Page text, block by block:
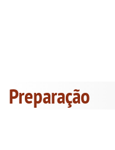
Preparação